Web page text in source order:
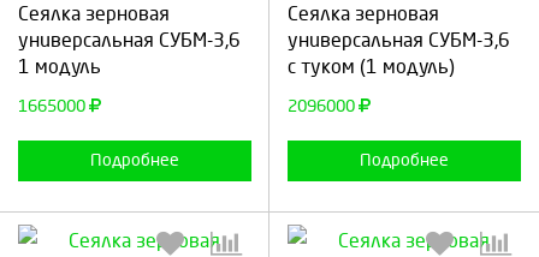
Сеялка зерновая
универсальная СУБМ-3,6
1 модуль
1665000
Подробнее
Продолжить
Сеялка зерновая
универсальная СУБМ-3,6
с туком (1 модуль)
2096000
Подробнее
Продолжить